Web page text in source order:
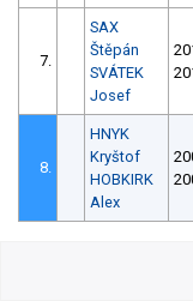
7.
SAX
Štěpán
SVÁTEK
Josef
8.
HNYK
Kryštof
HOBKIRK
Alex